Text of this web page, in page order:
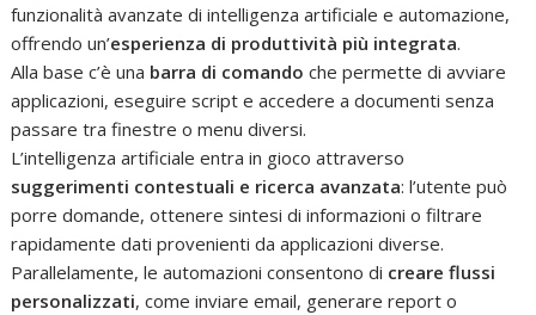
funzionalità avanzate di intelligenza artificiale e automazione,
offrendo un’esperienza di produttività più integrata.
Alla base c’è una barra di comando che permette di avviare
applicazioni, eseguire script e accedere a documenti senza
passare tra finestre o menu diversi.
L’intelligenza artificiale entra in gioco attraverso
suggerimenti contestuali e ricerca avanzata: l’utente può
porre domande, ottenere sintesi di informazioni o filtrare
rapidamente dati provenienti da applicazioni diverse.
Parallelamente, le automazioni consentono di creare flussi
personalizzati, come inviare email, generare report o